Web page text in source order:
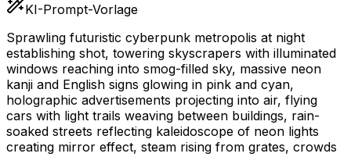
KI-Prompt-Vorlage
Sprawling futuristic cyberpunk metropolis at night
establishing shot, towering skyscrapers with illuminated
windows reaching into smog-filled sky, massive neon
kanji and English signs glowing in pink and cyan,
holographic advertisements projecting into air, flying
cars with light trails weaving between buildings, rain-
soaked streets reflecting kaleidoscope of neon lights
creating mirror effect, steam rising from grates, crowds